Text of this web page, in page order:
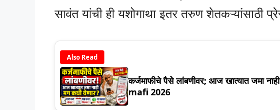
सावंत यांची ही यशोगाथा इतर तरुण शेतकऱ्यांसाठी
Also Read
कर्जमाफीचे पैसे लांबणीवर; आज खात्यात जमा
mafi 2026